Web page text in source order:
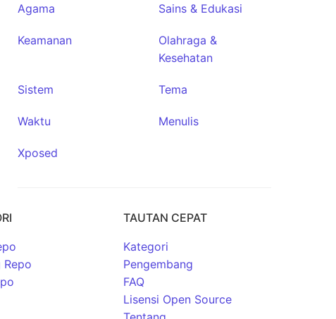
Agama Sains & Edukasi
Keamanan
Olahraga &
Kesehatan
Sistem Tema
Waktu Menulis
Xposed
Repo
TAUTAN CEPAT
Kategori
Pengembang
FAQ
Lisensi Open Source